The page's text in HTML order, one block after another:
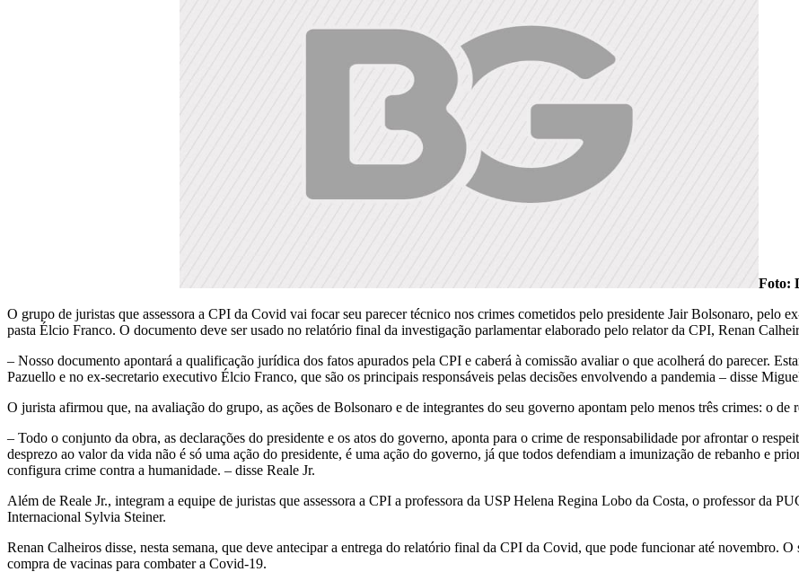
Foto:
O grupo de juristas que assessora a CPI da Covid vai focar seu parecer técnico nos crimes cometidos pelo presidente Jair Bolsonaro, pelo
pasta Élcio Franco. O documento deve ser usado no relatório final da investigação parlamentar elaborado pelo relator da CPI, Renan
– Nosso documento apontará a qualificação jurídica dos fatos apurados pela CPI e caberá à comissão avaliar o que acolherá do parecer.
Pazuello e no ex-secretario executivo Élcio Franco, que são os principais responsáveis pelas decisões envolvendo a pandemia – disse
O jurista afirmou que, na avaliação do grupo, as ações de Bolsonaro e de integrantes do seu governo apontam pelo menos três crimes: o
– Todo o conjunto da obra, as declarações do presidente e os atos do governo, aponta para o crime de responsabilidade por afrontar o
desprezo ao valor da vida não é só uma ação do presidente, é uma ação do governo, já que todos defendiam a imunização de rebanho e
configura crime contra a humanidade. – disse Reale Jr.
Além de Reale Jr., integram a equipe de juristas que assessora a CPI a professora da USP Helena Regina Lobo da Costa, o professor da
Internacional Sylvia Steiner.
Renan Calheiros disse, nesta semana, que deve antecipar a entrega do relatório final da CPI da Covid, que pode funcionar até novembro.
compra de vacinas para combater a Covid-19.